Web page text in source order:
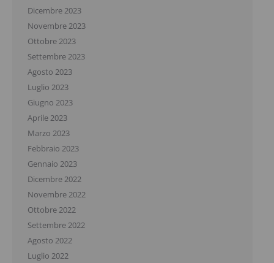
Dicembre 2023
Novembre 2023
Ottobre 2023
Settembre 2023
Agosto 2023
Luglio 2023
Giugno 2023
Aprile 2023
Marzo 2023
Febbraio 2023
Gennaio 2023
Dicembre 2022
Novembre 2022
Ottobre 2022
Settembre 2022
Agosto 2022
Luglio 2022